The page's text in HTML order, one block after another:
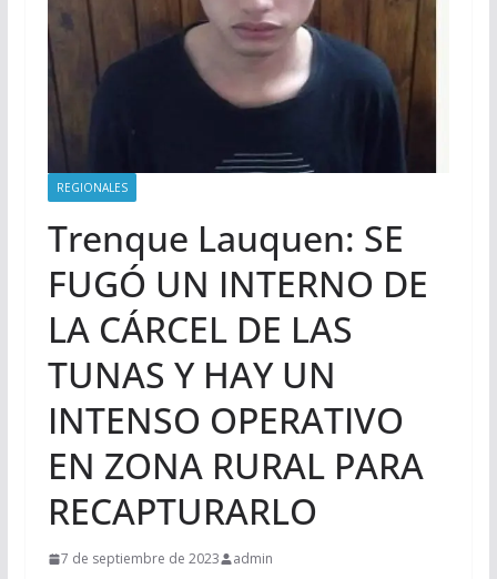
REGIONALES
Trenque Lauquen: SE
FUGÓ UN INTERNO DE
LA CÁRCEL DE LAS
TUNAS Y HAY UN
INTENSO OPERATIVO
EN ZONA RURAL PARA
RECAPTURARLO
7 de septiembre de 2023 admin